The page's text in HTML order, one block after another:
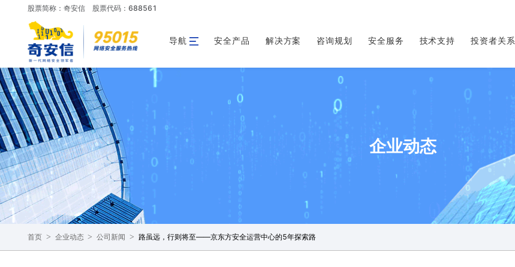
股票简称：奇安信 股票代码：688561
导航 安全产品 解决方案 咨询规划 安全服务 技术支持 投资者关系
企业动态
首页 > 企业动态 > 公司新闻 > 路虽远，行则将至——京东方安全运营中心的5年探索路